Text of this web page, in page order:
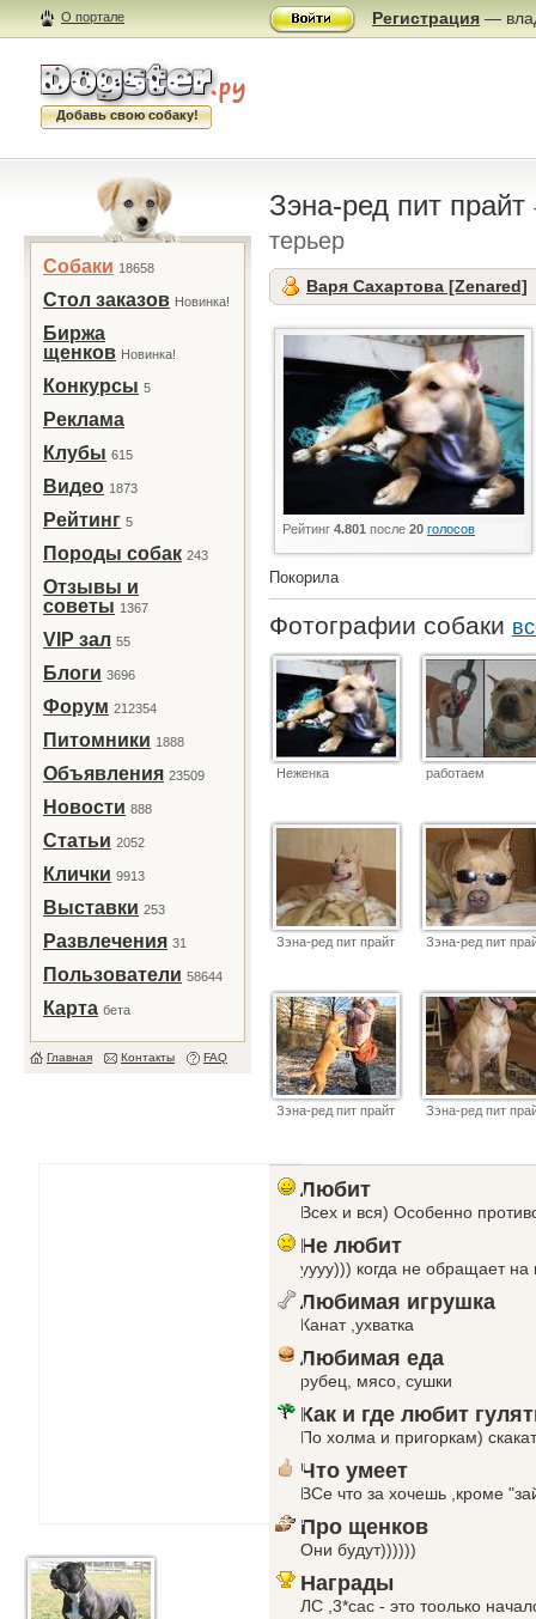
О портале Регистрация —
Добавь свою собаку!
Собаки 18658
Стол заказов Новинка!
Биржа
щенков Новинка!
Конкурсы 5
Реклама
Клубы 615
Видео 1873
Рейтинг 5
Породы собак 243
Отзывы и
советы 1367
VIP зал 55
Блоги 3696
Форум 212354
Питомники 1888
Объявления 23509
Новости 888
Статьи 2052
Клички 9913
Выставки 253
Развлечения 31
Пользователи 58644
Карта бета
Главная Контакты FAQ
Зэна-ред пит прайт
терьер
Варя Сахартова [Zenared]
Рейтинг 4.801 после 20 голосов
Покорила
Фотографии собаки
Неженка работаем
Зэна-ред пит прайт Зэна-ред пит
Зэна-ред пит прайт Зэна-ред пит
Любит
Всех и вся) Особенно
Не любит
уууу))) когда не обращает
Любимая игрушка
Канат ,ухватка
Любимая еда
рубец, мясо, сушки
Как и где любит
По холма и пригоркам)
Что умеет
ВСе что за хочешь ,кроме
Про щенков
Они будут))))))
Награды
ЛС ,3*сас - это тоолько